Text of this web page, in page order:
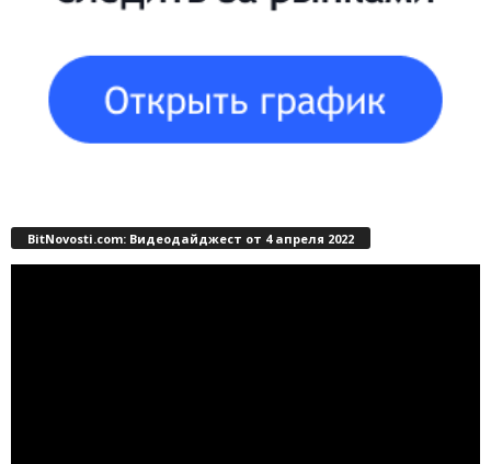
BitNovosti.com: Видеодайджест от 4 апреля 2022